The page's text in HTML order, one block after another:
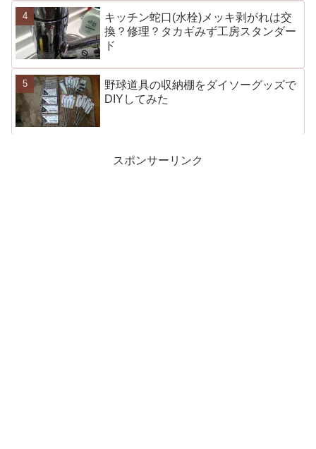
キッチン蛇口(水栓)メッキ剥がれは交
換？修理？タカギみず工房スタンダー
ド
野球道具の収納棚をダイソーグッズで
DIYしてみた
スポンサーリンク